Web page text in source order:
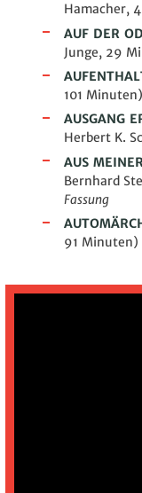
Hamacher,
AUF DER
Junge, 29
101 Minuten)
AUSGANG
Herbert K.
AUS
Bernhard
Fassung
91 Minuten)